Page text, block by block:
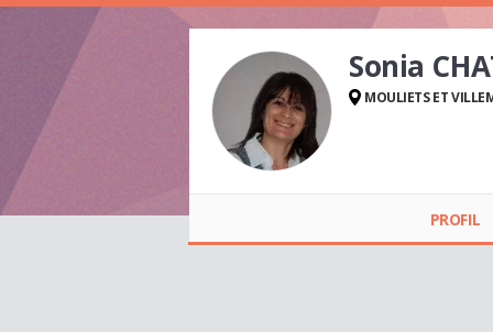
Sonia
MOULIETS ET
PROFIL